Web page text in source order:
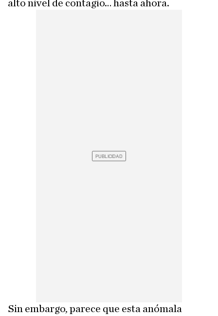
alto nivel de contagio… hasta ahora.
Sin embargo, parece que esta anómala